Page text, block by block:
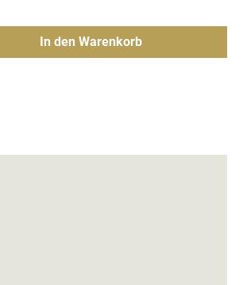
gewünschten Wert ein
In den Warenkorb